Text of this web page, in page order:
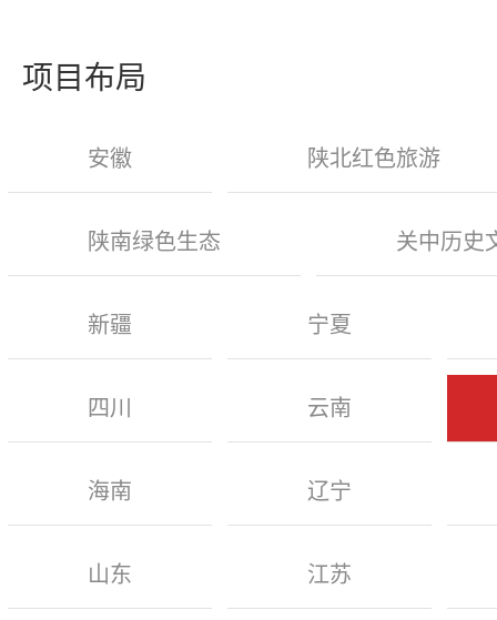
项目布局
安徽 陕北红色旅游
陕南绿色生态 关中历史
新疆 宁夏
四川 云南
海南 辽宁
山东 江苏